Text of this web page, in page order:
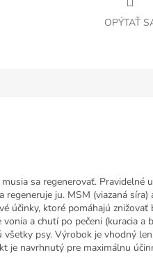
OPÝTAŤ
sa regenerovať. Pravidelné
ju. MSM (viazaná síra)
účinky, ktoré pomáhajú znižovať
a chutí po pečeni (kuracia a
všetky psy. Výrobok je vhodný
je navrhnutý pre maximálnu